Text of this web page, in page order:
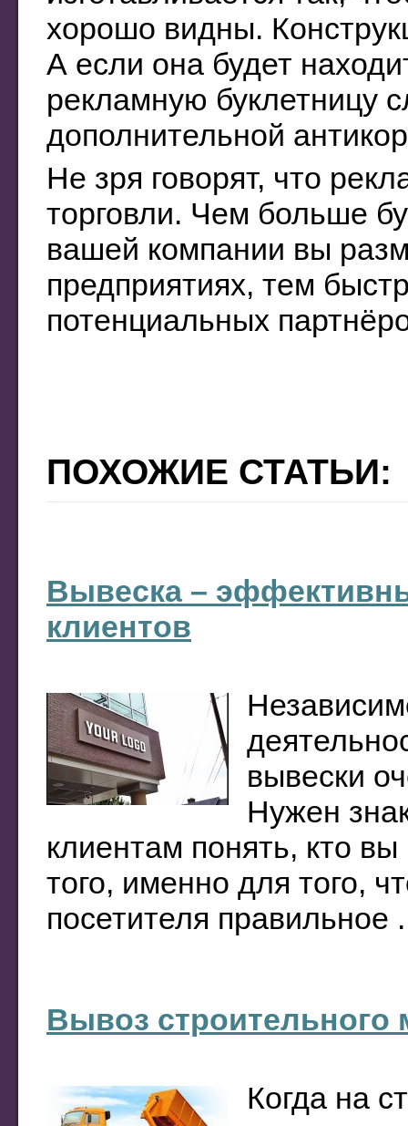
хорошо видны.
А если она будет
рекламную буклетницу
дополнительной
Не зря говорят, что
торговли. Чем больше
вашей компании вы
предприятиях, тем
потенциальных
ПОХОЖИЕ СТАТЬИ:
Вывеска –
клиентов
вывески
Нужен
клиентам понять, кто
того, именно для того,
посетителя правильное
Вывоз строительного
Когда на